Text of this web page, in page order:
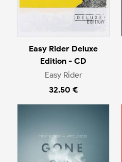
Easy Rider Deluxe
Edition - CD
Easy Rider
32.50 €